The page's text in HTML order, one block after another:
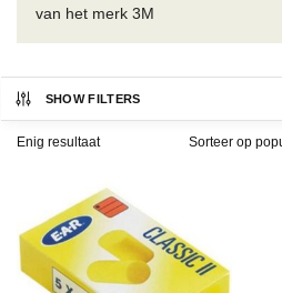
van het merk 3M
SHOW FILTERS
Enig resultaat